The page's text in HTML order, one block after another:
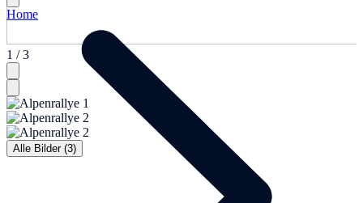
1 / 3
Alle Bilder (3)
Home